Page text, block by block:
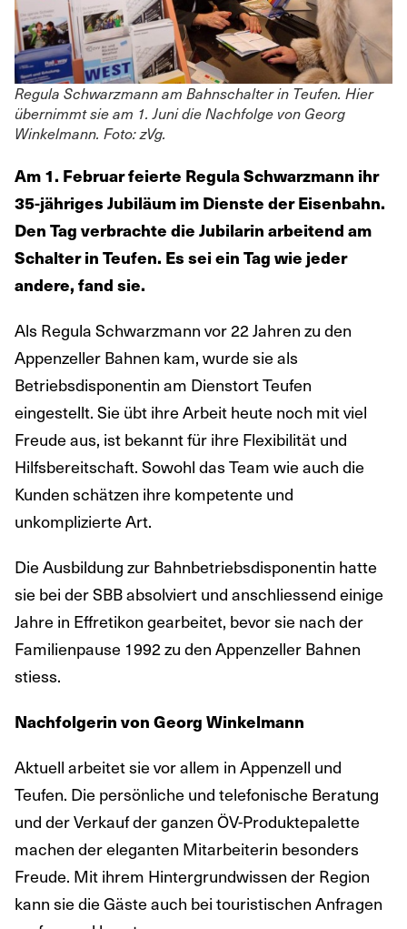
Regula Schwarzmann am Bahnschalter in Teufen. Hier
übernimmt sie am 1. Juni die Nachfolge von Georg
Winkelmann. Foto: zVg.
Am 1. Februar feierte Regula Schwarzmann ihr
35-jähriges Jubiläum im Dienste der Eisenbahn.
Den Tag verbrachte die Jubilarin arbeitend am
Schalter in Teufen. Es sei ein Tag wie jeder
andere, fand sie.
Als Regula Schwarzmann vor 22 Jahren zu den
Appenzeller Bahnen kam, wurde sie als
Betriebsdisponentin am Dienstort Teufen
eingestellt. Sie übt ihre Arbeit heute noch mit viel
Freude aus, ist bekannt für ihre Flexibilität und
Hilfsbereitschaft. Sowohl das Team wie auch die
Kunden schätzen ihre kompetente und
unkomplizierte Art.
Die Ausbildung zur Bahnbetriebsdisponentin hatte
sie bei der SBB absolviert und anschliessend einige
Jahre in Effretikon gearbeitet, bevor sie nach der
Familienpause 1992 zu den Appenzeller Bahnen
stiess.
Nachfolgerin von Georg Winkelmann
Aktuell arbeitet sie vor allem in Appenzell und
Teufen. Die persönliche und telefonische Beratung
und der Verkauf der ganzen ÖV-Produktepalette
machen der eleganten Mitarbeiterin besonders
Freude. Mit ihrem Hintergrundwissen der Region
kann sie die Gäste auch bei touristischen Anfragen